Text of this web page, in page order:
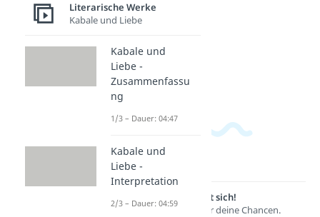
Dauer:
04:03
Lernen lohnt sich!
Entdecke hier deine Chancen.
Literarische Werke
Kabale und Liebe
Kabale und
Liebe -
Zusammenfassu
ng
1/3 – Dauer: 04:47
Kabale und
Liebe -
Interpretation
2/3 – Dauer: 04:59